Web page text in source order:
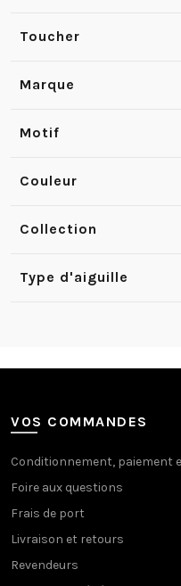
Toucher
Marque
Motif
Couleur
Collection
Type d'aiguille
VOS COMMANDES
Conditionnement, paiement
Foire aux questions
Frais de port
Livraison et retours
Revendeurs